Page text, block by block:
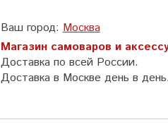
Ваш город:Москва
Магазин самоваров и
Доставка по всей России.
Доставка в Москве день в день.